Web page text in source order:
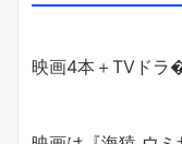
映画4本＋TVドラ